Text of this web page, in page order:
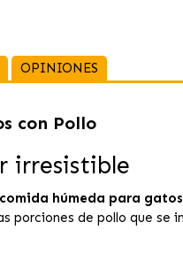
OPINIONES
con Pollo
irresistible
comida húmeda para gatos
porciones de pollo que se